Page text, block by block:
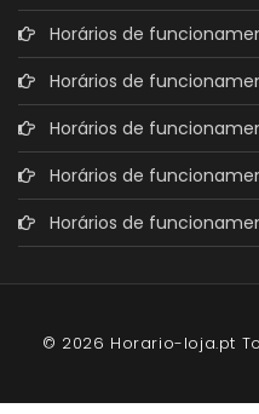
Horários de
Horários de
Horários de
Horários de
Horários de
© 2026 Horario-loja.pt